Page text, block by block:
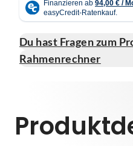
Du hast Fragen zum
Rahmenrechner